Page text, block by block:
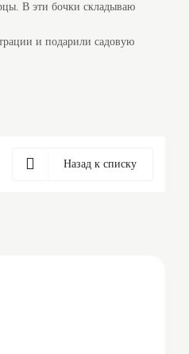
В эти бочки складываю
и подарили садовую
Назад к списку